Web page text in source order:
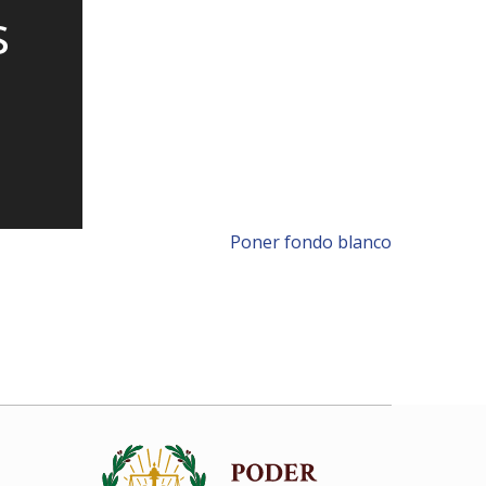
Poner fondo blanco